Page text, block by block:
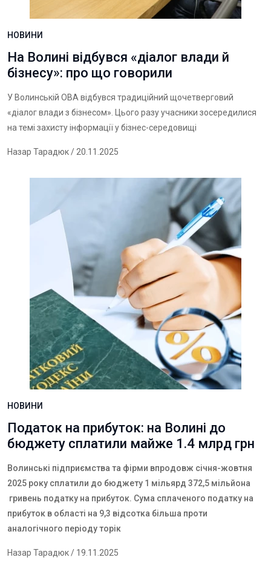
НОВИНИ
На Волині відбувся «діалог влади й
бізнесу»: про що говорили
У Волинській ОВА відбувся традиційний щочетверговий
«діалог влади з бізнесом». Цього разу учасники зосередилися
на темі захисту інформації у бізнес-середовищі
Назар Тарадюк/ 20.11.2025
НОВИНИ
Податок на прибуток: на Волині до
бюджету сплатили майже 1.4 млрд грн
Волинські підприємства та фірми впродовж січня-жовтня
2025 року сплатили до бюджету 1 мільярд 372,5 мільйона
гривень податку на прибуток. Сума сплаченого податку на
прибуток в області на 9,3 відсотка більша проти
аналогічного періоду торік
Назар Тарадюк/ 19.11.2025